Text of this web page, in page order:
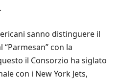
sanno distinguere il
con la
il Consorzio ha siglato
con i New York Jets,